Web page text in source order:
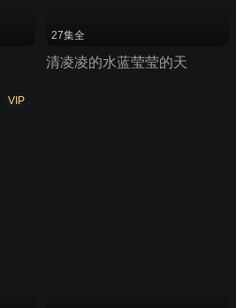
27集全
清凌凌的水蓝莹莹的天
VIP